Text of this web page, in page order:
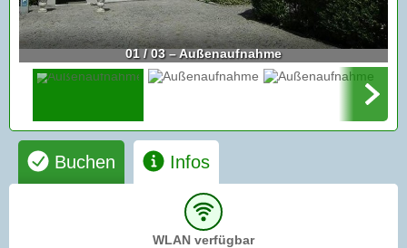
01 / 03 – Außenaufnahme
Buchen Infos
WLAN verfügbar